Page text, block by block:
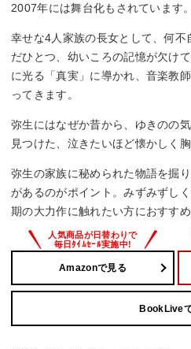
2007年には舞台化もされています。
幸せな4人家族の長女として、何不
だひとつ、幼いころの記憶が欠け
に光る「真実」に導かれ、音楽教
ってきます。
弥生にはなぜか昔から、ゆきのの
見つけた、泣きたいほど懐かしく
弥生の家族に秘められた物語を掘
があるのがポイント。みずみずし
期の大力作に触れたい方におすすめ
Amazonで見る
BookLive